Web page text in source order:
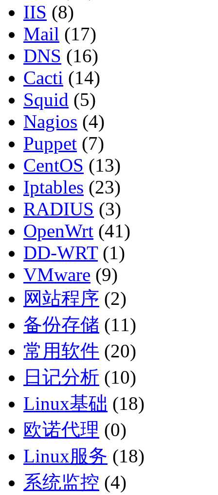
IIS (8)
Mail (17)
DNS (16)
Cacti (14)
Squid (5)
Nagios (4)
Puppet (7)
CentOS (13)
Iptables (23)
RADIUS (3)
OpenWrt (41)
DD-WRT(1)
VMware (9)
网站程序 (2)
备份存储 (11)
常用软件 (20)
日记分析 (10)
Linux基础 (18)
欧诺代理 (0)
Linux服务 (18)
系统监控 (4)